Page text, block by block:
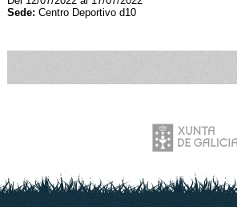
Sede: Centro Deportivo d10